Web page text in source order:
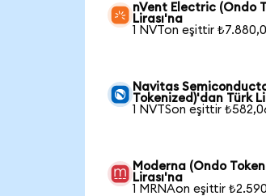
nVent Electric (Ondo
Lirası'na
1 NVTon eşittir
Navitas
Tokenized)'dan Türk
1 NVTSon eşittir
Moderna (Ondo
Lirası'na
1 MRNAon eşittir